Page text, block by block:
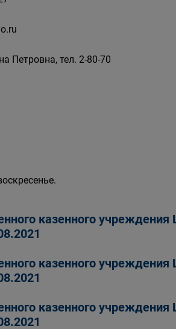
Петровна, тел. 2-80-70
казенного учреждения
казенного учреждения
казенного учреждения